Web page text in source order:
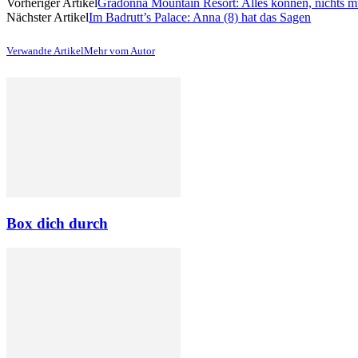
Vorheriger ArtikelGradonna Mountain Resort: Alles können, nichts
Nächster ArtikelIm Badrutt’s Palace: Anna (8) hat das Sagen
Verwandte ArtikelMehr vom Autor
Box dich durch